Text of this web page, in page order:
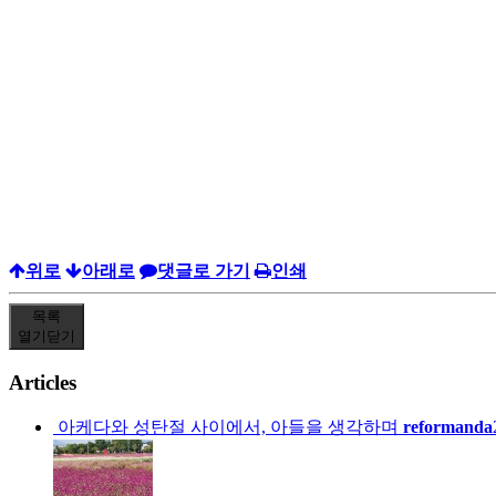
위로 아래로 댓글로 가기 인쇄
목록
열기 닫기
Articles
아케다와 성탄절 사이에서, 아들을 생각하며 reformanda